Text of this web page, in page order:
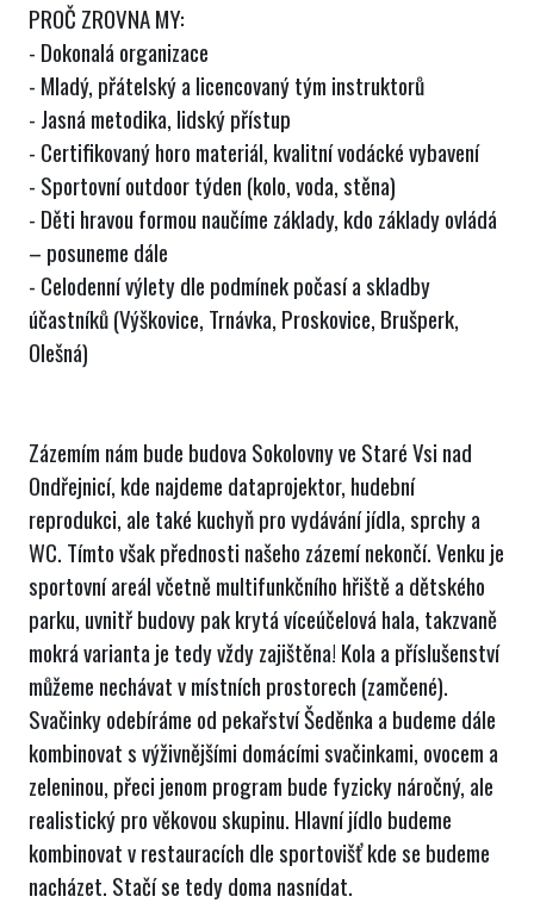
PROČ ZROVNA MY:
- Dokonalá organizace
- Mladý, přátelský a licencovaný tým instruktorů
- Jasná metodika, lidský přístup
- Certifikovaný horo materiál, kvalitní vodácké vybavení
- Sportovní outdoor týden (kolo, voda, stěna)
- Děti hravou formou naučíme základy, kdo základy ovládá
– posuneme dále
- Celodenní výlety dle podmínek počasí a skladby
účastníků (Výškovice, Trnávka, Proskovice, Brušperk,
Olešná)
Zázemím nám bude budova Sokolovny ve Staré Vsi nad
Ondřejnicí, kde najdeme dataprojektor, hudební
reprodukci, ale také kuchyň pro vydávání jídla, sprchy a
WC. Tímto však přednosti našeho zázemí nekončí. Venku je
sportovní areál včetně multifunkčního hřiště a dětského
parku, uvnitř budovy pak krytá víceúčelová hala, takzvaně
mokrá varianta je tedy vždy zajištěna! Kola a příslušenství
můžeme nechávat v místních prostorech (zamčené).
Svačinky odebíráme od pekařství Šeděnka a budeme dále
kombinovat s výživnějšími domácími svačinkami, ovocem a
zeleninou, přeci jenom program bude fyzicky náročný, ale
realistický pro věkovou skupinu. Hlavní jídlo budeme
kombinovat v restauracích dle sportovišť kde se budeme
nacházet. Stačí se tedy doma nasnídat.